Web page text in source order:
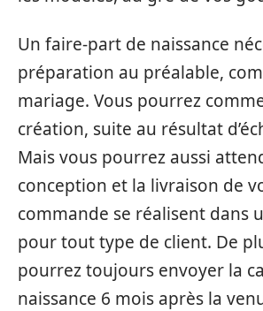
Un faire-part de naissance
préparation au préalable,
mariage. Vous pourrez
création, suite au résultat
Mais vous pourrez aussi
conception et la livraison de
commande se réalisent dans
pour tout type de client. De
pourrez toujours envoyer la
naissance 6 mois après la